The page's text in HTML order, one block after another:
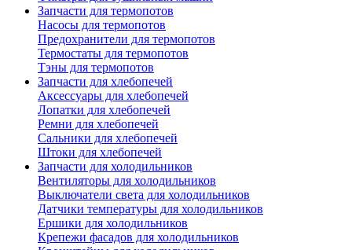
Запчасти для термопотов
Насосы для термопотов
Предохранители для термопотов
Термостаты для термопотов
Тэны для термопотов
Запчасти для хлебопечей
Аксессуары для хлебопечей
Лопатки для хлебопечей
Ремни для хлебопечей
Сальники для хлебопечей
Штоки для хлебопечей
Запчасти для холодильников
Вентиляторы для холодильников
Выключатели света для холодильников
Датчики температуры для холодильников
Ершики для холодильников
Крепежи фасадов для холодильников